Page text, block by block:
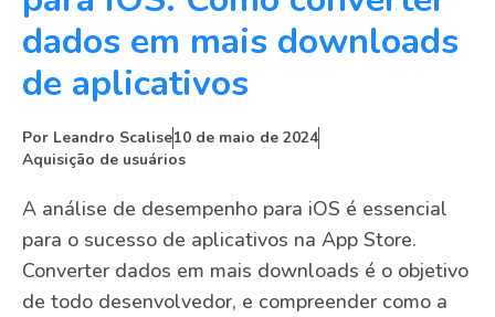
dados em mais downloads
de aplicativos
Por Leandro Scalise10 de maio de 2024
Aquisição de usuários
A análise de desempenho para iOS é essencial
para o sucesso de aplicativos na App Store.
Converter dados em mais downloads é o objetivo
de todo desenvolvedor, e compreender como a